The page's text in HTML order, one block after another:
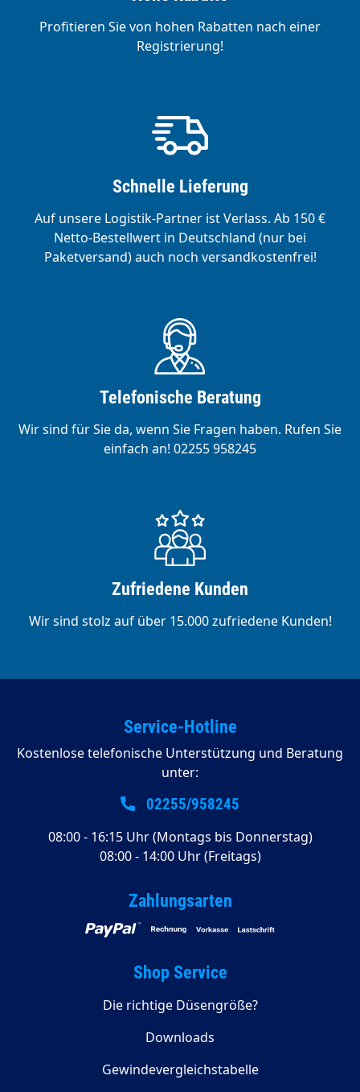
Profitieren Sie von hohen Rabatten nach einer
Registrierung!
Schnelle Lieferung
Auf unsere Logistik-Partner ist Verlass. Ab 150 €
Netto-Bestellwert in Deutschland (nur bei
Paketversand) auch noch versandkostenfrei!
Telefonische Beratung
Wir sind für Sie da, wenn Sie Fragen haben. Rufen Sie
einfach an! 02255 958245
Zufriedene Kunden
Wir sind stolz auf über 15.000 zufriedene Kunden!
Service-Hotline
Kostenlose telefonische Unterstützung und Beratung
unter:
02255/958245
08:00 - 16:15 Uhr (Montags bis Donnerstag)
08:00 - 14:00 Uhr (Freitags)
Zahlungsarten
Shop Service
Die richtige Düsengröße?
Downloads
Gewindevergleichstabelle